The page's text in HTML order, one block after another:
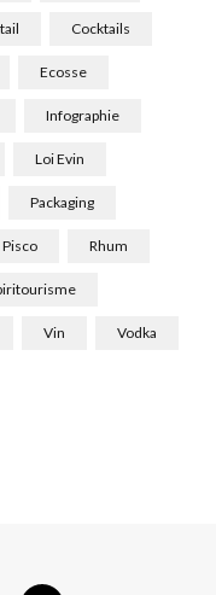
Cocktails
Ecosse
Infographie
Loi Evin
Packaging
Pisco Rhum
Vin Vodka